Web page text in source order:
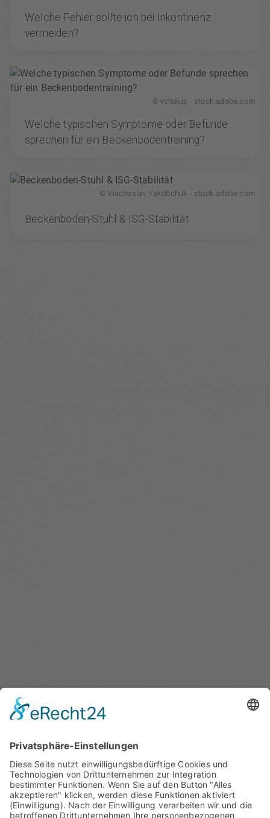
Welche Fehler sollte ich bei Inkontinenz
vermeiden?
© vchalup - stock.adobe.com
Welche typischen Symptome oder Befunde
sprechen für ein Beckenbodentraining?
© Viacheslav Yakobchuk - stock.adobe.com
Beckenboden-Stuhl & ISG-Stabilität